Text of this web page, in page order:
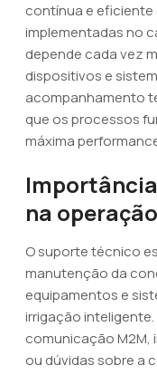
contínua e
implementadas no
depende cada vez
dispositivos e
acompanhamento
que os processos
máxima
na
O suporte técnico
manutenção da
equipamentos e
irrigação
comunicação M2M,
ou dúvidas sobre a